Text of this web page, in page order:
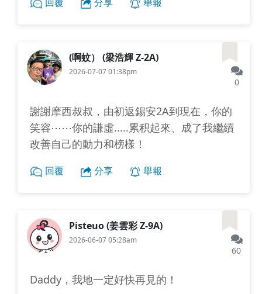
(啊蚊） (梁浩輝 Z-2A)
2026-07-07 01:38pm
0
謝謝摩西叔叔，由初返錫安2A到現在，你的
笑容⋯⋯你的謙虛.....累积起來、成了我繼續
改善自己的動力和榜樣！
回覆 分享 舉報
Pisteuo (姜雲彩 Z-9A)
2026-06-07 05:28am
60
Daddy，我地一定好快再見的！